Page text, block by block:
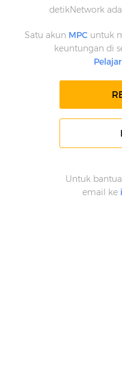
detikNetwork
Satu akun MPC untuk
keuntungan di
Untuk
email ke